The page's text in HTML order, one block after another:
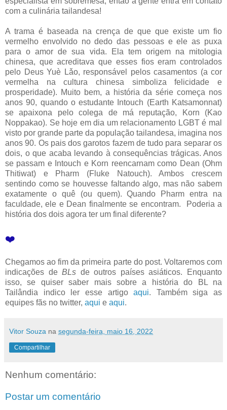
com a culinária tailandesa!
A trama é baseada na crença de que que existe um fio
vermelho envolvido no dedo das pessoas e ele as puxa
para o amor de sua vida. Ela tem origem na mitologia
chinesa, que acreditava que esses fios eram controlados
pelo Deus Yuè Lǎo, responsável pelos casamentos (a cor
vermelha na cultura chinesa simboliza felicidade e
prosperidade). Muito bem, a história da série começa nos
anos 90, quando o estudante Intouch (Earth Katsamonnat)
se apaixona pelo colega de má reputação, Korn (Kao
Noppakao). Se hoje em dia um relacionamento LGBT é mal
visto por grande parte da população tailandesa, imagina nos
anos 90. Os pais dos garotos fazem de tudo para separar os
dois, o que acaba levando à consequências trágicas. Anos
se passam e Intouch e Korn reencarnam como Dean (Ohm
Thitiwat) e Pharm (Fluke Natouch). Ambos crescem
sentindo como se houvesse faltando algo, mas não sabem
exatamente o quê (ou quem). Quando Pharm entra na
faculdade, ele e Dean finalmente se encontram. Poderia a
história dos dois agora ter um final diferente?
❤️
Chegamos ao fim da primeira parte do post. Voltaremos com
indicações deBLs de outros países asiáticos. Enquanto
isso, se quiser saber mais sobre a história do BL na
Tailândia indico ler esse artigoaqui. Também siga as
equipes fãs no twitter, aqui e aqui.
Vitor Souza na segunda-feira, maio 16, 2022
Compartilhar
Nenhum comentário:
Postar um comentário